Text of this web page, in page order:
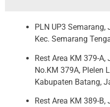
PLN UP3 Semarang,
Kec. Semarang
Rest Area KM 379-
No.KM 379A, Plelen
Kabupaten Batang,
Rest Area KM 389-